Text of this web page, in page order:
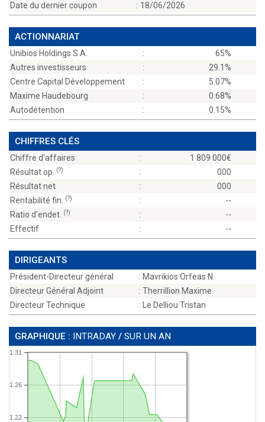
Date du dernier coupon
: 18/06/2026
ACTIONNARIAT
Unibios Holdings S.A. :
65%
Autres investisseurs
:
29.1%
Centre Capital Développement
:
5.07%
Maxime Haudebourg
:
0.68%
Autodétention
: 0.15%
CHIFFRES CLÉS
Chiffre d'affaires :
1 809 000
Résultat op.
(?) :
000
Résultat net
:
000
Rentabilité fin.
(?) :
--
Ratio d'endet. (?) :
--
Effectif
: --
DIRIGEANTS
Président-Directeur général : Mavrikios Orfeas N.
Directeur Général Adjoint
: Therrillion Maxime
Directeur Technique
: Le Delliou Tristan
GRAPHIQUE : INTRADAY / SUR UN AN
1.22
1.26
1.31